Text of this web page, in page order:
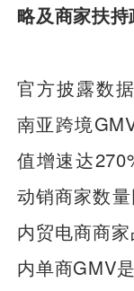
略及商家扶持
官方披露数
南亚跨境
值增速达
动销商家数
内贸电商商
内单商GMV